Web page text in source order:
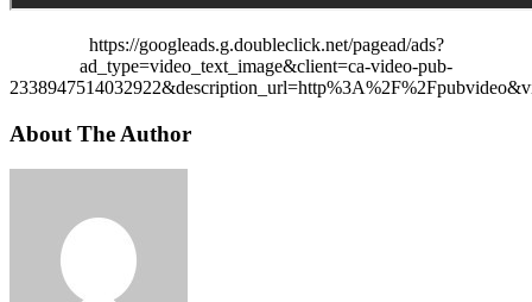
https://googleads.g.doubleclick.net/pagead/ads?
ad_type=video_text_image&client=ca-video-pub-
About The Author